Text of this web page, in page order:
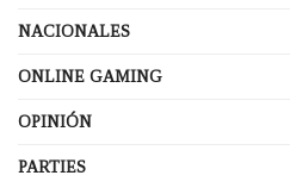
NACIONALES
ONLINE GAMING
OPINIÓN
PARTIES